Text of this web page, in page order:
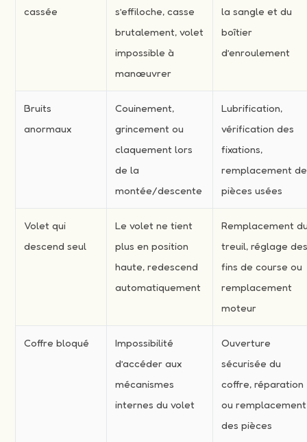
cassée
s’effiloche, casse
brutalement, volet
impossible à
manœuvrer
la sangle et du
boîtier
d’enroulement
Bruits
anormaux
Couinement,
grincement ou
claquement lors
de la
montée/descente
Lubrification,
vérification des
fixations,
remplacement de
pièces usées
Volet qui
descend seul
Le volet ne tient
plus en position
haute, redescend
automatiquement
Remplacement
treuil, réglage
fins de course ou
remplacement
moteur
Coffre bloqué
Impossibilité
d’accéder aux
mécanismes
internes du volet
Ouverture
sécurisée du
coffre, réparation
ou remplacement
des pièces